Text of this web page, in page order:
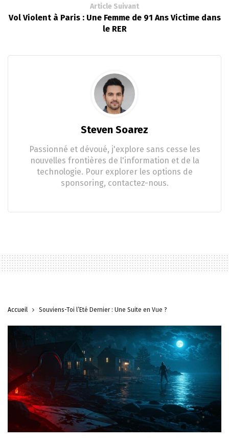
Article Suivant
Vol Violent à Paris : Une Femme de 91 Ans Victime dans
le RER
Steven Soarez
Passionné et dévoué, j'explore sans cesse les
nouvelles frontières de l'information et de la
technologie. Pour explorer les options de
sponsoring, contactez-nous.
Accueil Souviens-Toi l’Été Dernier : Une Suite en Vue ?